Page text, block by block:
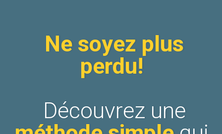
Ne soyez plus
perdu!
Découvrez une